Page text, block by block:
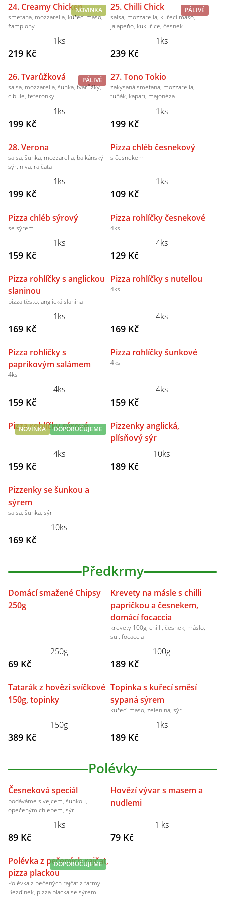
NOVINKA
24. Creamy Chicken
smetana, mozzarella, kuřecí maso,
žampiony
1ks
219 Kč
PÁLIVÉ
25. Chilli Chick
salsa, mozzarella, kuřecí maso,
jalapeňo, kukuřice, česnek
1ks
239 Kč
PÁLIVÉ
26. Tvarůžková
salsa, mozzarella, šunka, tvarůžky,
cibule, feferonky
1ks
199 Kč
27. Tono Tokio
zakysaná smetana, mozzarella,
tuňák, kapari, majonéza
1ks
199 Kč
28. Verona
salsa, šunka, mozzarella, balkánský
sýr, niva, rajčata
1ks
199 Kč
Pizza chléb česnekový
s česnekem
1ks
109 Kč
Pizza chléb sýrový
se sýrem
1ks
159 Kč
Pizza rohlíčky česnekové
4ks
4ks
129 Kč
Pizza rohlíčky s anglickou
slaninou
pizza těsto, anglická slanina
1ks
169 Kč
Pizza rohlíčky s nutellou
4ks
4ks
169 Kč
Pizza rohlíčky s
paprikovým salámem
4ks
4ks
159 Kč
Pizza rohlíčky šunkové
4ks
4ks
159 Kč
NOVINKA DOPORUČUJEME
Pizza rohlíčky sýrové
4ks
159 Kč
Pizzenky anglická,
plísňový sýr
10ks
189 Kč
Pizzenky se šunkou a
sýrem
salsa, šunka, sýr
10ks
169 Kč
Předkrmy
Domácí smažené Chipsy
250g
250g
69 Kč
Krevety na másle s chilli
papričkou a česnekem,
domácí focaccia
krevety 100g, chilli, česnek, máslo,
sůl, focaccia
100g
189 Kč
Tatarák z hovězí svíčkové
150g, topinky
150g
389 Kč
Topinka s kuřecí směsí
sypaná sýrem
kuřecí maso, zelenina, sýr
1ks
189 Kč
Polévky
Česneková speciál
podáváme s vejcem, šunkou,
opečeným chlebem, sýr
1ks
89 Kč
Hovězí vývar s masem a
nudlemi
1 ks
79 Kč
DOPORUČUJEME
Polévka z pečených rajčat,
pizza plackou
Polévka z pečených rajčat z farmy
Bezdínek, pizza placka se sýrem